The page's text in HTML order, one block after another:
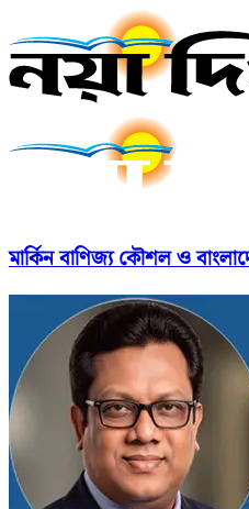
মার্কিন বাণিজ্য কৌশল ও